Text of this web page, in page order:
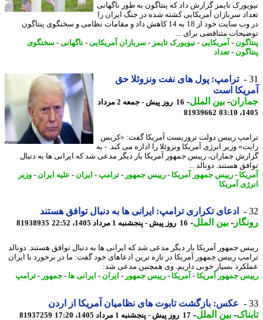
تایمز گزارش داد که پنتاگون به طور ناگهانی
سربازان آمریکایی کشته شده در جنگ ایران را
در وب سایت خود از 18 به 14 کاهش داد و مقامات نظامی و سخنگوی پنتاگون
متناقضی برای ...
-آمریکایی-نیویورک تایمز-سربازان آمریکایی-ناگهانی-سخنگوی
-تعداد
ترامپ: پول های نفت ونزوئلا حق
است
- بین الملل-
16 روز پیش - جمعه 2 مرداد
81939662
رییس دولت تروریست آمریکا گفت: «کریس
وزیر انرژی آمریکا ونزوئلا را اداره می کند. - به
جماران، رییس جمهور آمریکا بار دیگر مدعی شد که ایرانی ها به دنبال
هستند. دونالد ...
- رییس جمهور آمریکا- رییس جمهور-ترامپ -ایران - علیه ایران -
وزیر
آمریکا
ادعای تکراری ترامپ: ایرانی ها به دنبال توافق هستند
-بین الملل-16 روز پیش - پنجشنبه 1 مرداد 1405، 22:52 81938935
جمهور آمریکا بار دیگر مدعی شد که ایرانی ها به دنبال توافق هستند. دونالد
رییس جمهور آمریکا در تازه ترین ادعاهای خود گفت: ما در برخورد با ایران
بسیار خوبی داریم. وی همچنین مدعی شد:
جمهور آمریکا- آمریکا- رییس جمهور-ایران - ایرانی ها- جمهور-ترامپ
عکس: بازگشت تابوت های نظامیان آمریکا از اردن
-بین الملل-17 روز پیش - پنجشنبه 1 مرداد 1405، 17:20 81937259